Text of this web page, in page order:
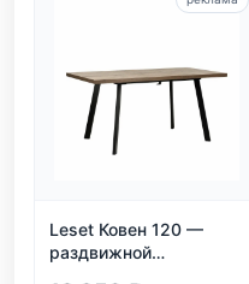
Leset Ковен 120 —
раздвижной